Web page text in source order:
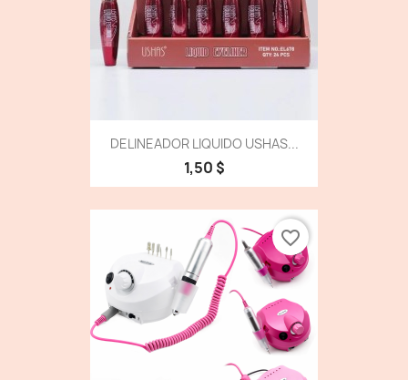
DELINEADOR LIQUIDO USHAS...
1,50 $
favorite_border